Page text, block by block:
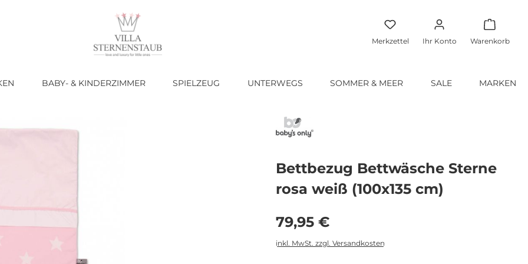
Merkzettel Ihr Konto Warenkorb
BABY- & KINDERZIMMER SPIELZEUG UNTERWEGS SOMMER & MEER SALE MARKEN
Bettbezug Bettwäsche Sterne
rosa weiß (100x135 cm)
Regulärer Preis:
79,95 €
inkl. MwSt. zzgl. Versandkosten